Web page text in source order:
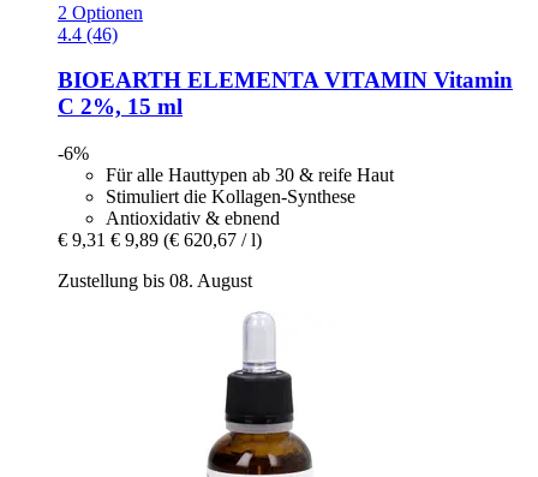
2 Optionen
4.4 (46)
BIOEARTH ELEMENTA VITAMIN Vitamin
C 2%, 15 ml
-6%
Für alle Hauttypen ab 30 & reife Haut
Stimuliert die Kollagen-Synthese
Antioxidativ & ebnend
€ 9,31 € 9,89 (€ 620,67 / l)
Zustellung bis 08. August